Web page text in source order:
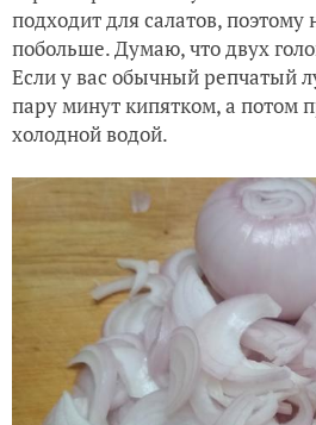
подходит для салатов, поэтому
побольше. Думаю, что двух
Если у вас обычный репчатый
пару минут кипятком, а потом
холодной водой.